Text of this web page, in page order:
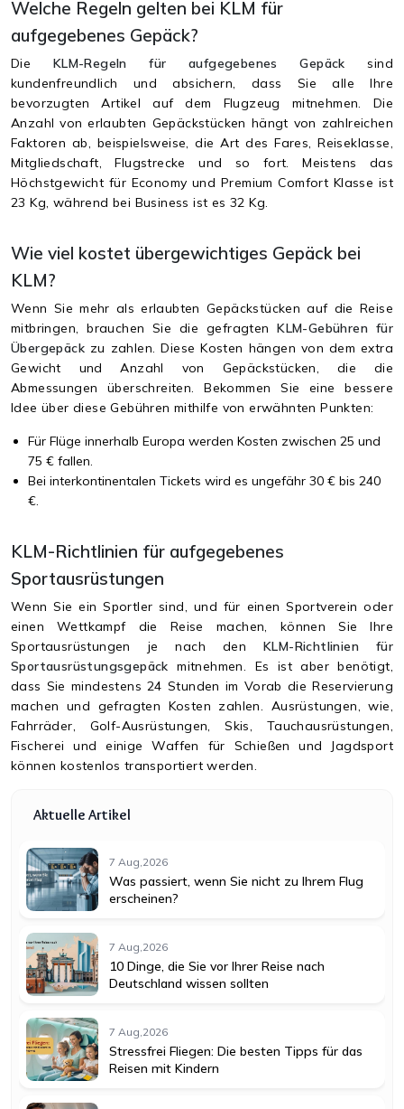
Welche Regeln gelten bei KLM für
aufgegebenes Gepäck?
Die KLM-Regeln für aufgegebenes Gepäcksind
kundenfreundlich und absichern, dass Sie alle Ihre
bevorzugten Artikel auf dem Flugzeug mitnehmen. Die
Anzahl von erlaubten Gepäckstücken hängt von zahlreichen
Faktoren ab, beispielsweise, die Art des Fares, Reiseklasse,
Mitgliedschaft, Flugstrecke und so fort. Meistens das
Höchstgewicht für Economy und Premium Comfort Klasse ist
23 Kg, während bei Business ist es 32 Kg.
Wie viel kostet übergewichtiges Gepäck bei
KLM?
Wenn Sie mehr als erlaubten Gepäckstücken auf die Reise
mitbringen, brauchen Sie die gefragtenKLM-Gebühren für
Übergepäck zu zahlen. Diese Kosten hängen von dem extra
Gewicht und Anzahl von Gepäckstücken, die die
Abmessungen überschreiten. Bekommen Sie eine bessere
Idee über diese Gebühren mithilfe von erwähnten Punkten:
Für Flüge innerhalb Europa werden Kosten zwischen 25 und
75 € fallen.
Bei interkontinentalen Tickets wird es ungefähr 30 € bis 240
€.
KLM-Richtlinien für aufgegebenes
Sportausrüstungen
Wenn Sie ein Sportler sind, und für einen Sportverein oder
einen Wettkampf die Reise machen, können Sie Ihre
Sportausrüstungen je nach den KLM-Richtlinien für
Sportausrüstungsgepäck mitnehmen. Es ist aber benötigt,
dass Sie mindestens 24 Stunden im Vorab die Reservierung
machen und gefragten Kosten zahlen. Ausrüstungen, wie,
Fahrräder, Golf-Ausrüstungen, Skis, Tauchausrüstungen,
Fischerei und einige Waffen für Schießen und Jagdsport
können kostenlos transportiert werden.
Aktuelle Artikel
7 Aug,2026
Was passiert, wenn Sie nicht zu Ihrem Flug
erscheinen?
7 Aug,2026
10 Dinge, die Sie vor Ihrer Reise nach
Deutschland wissen sollten
7 Aug,2026
Stressfrei Fliegen: Die besten Tipps für das
Reisen mit Kindern